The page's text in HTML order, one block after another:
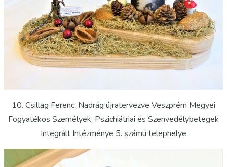
10. Csillag Ferenc: Nadrág újratervezve Veszprém Megyei
Fogyatékos Személyek, Pszichiátriai és Szenvedélybetegek
Integrált Intézménye 5. számú telephelye